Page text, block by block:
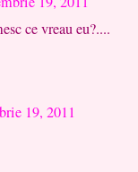
ce vreau eu?....
19, 2011